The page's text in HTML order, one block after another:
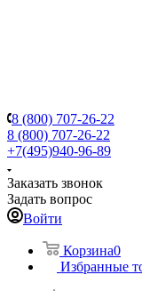
8 (800) 707-26-22
8 (800) 707-26-22
+7(495)940-96-89
Заказать звонок
Задать вопрос
Войти
Корзина0
Избранные